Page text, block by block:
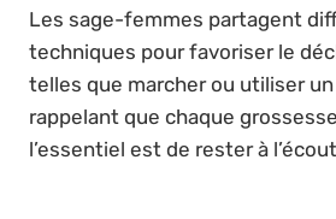
Les sage-femmes partagent
techniques pour favoriser le
telles que marcher ou utiliser
rappelant que chaque
l’essentiel est de rester à